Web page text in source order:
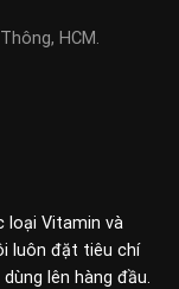
HCM.
loại Vitamin và
luôn đặt tiêu chí
lên hàng đầu.